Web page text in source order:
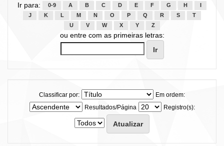
Ir para: 0-9 A B C D E F G H
J
K L M N O P Q R S
T
U
V W X Y Z
ou entre com as primeiras letras:
Classificar por:
Em ordem:
Resultados/Página
Registro(s):